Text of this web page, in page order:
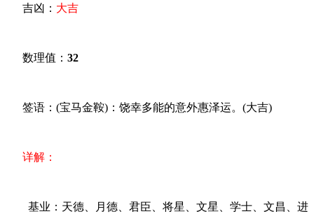
吉凶： 大吉
数理值： 32
签语：(宝马金鞍)：饶幸多能的意外惠泽运。(大吉)
详解：
基业：天德、月德、君臣、将星、文星、学士、文昌、进